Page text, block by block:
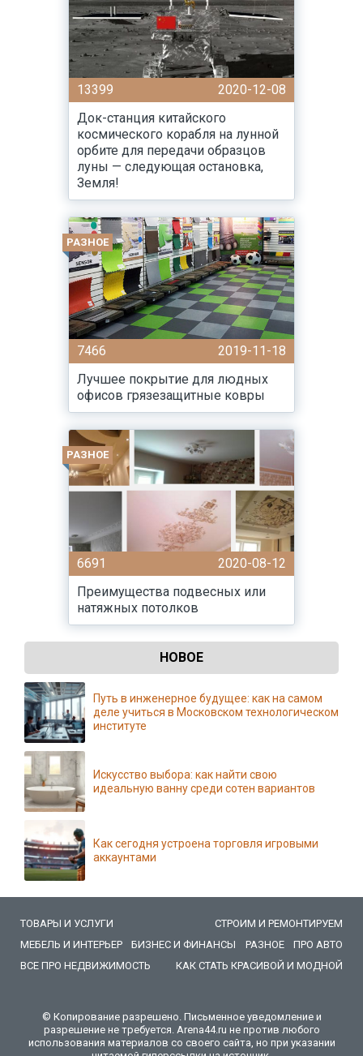
13399
2020-12-08
Док-станция китайского
космического корабля на лунной
орбите для передачи образцов
луны — следующая остановка,
Земля!
РАЗНОЕ
7466
2019-11-18
Лучшее покрытие для людных
офисов грязезащитные ковры
РАЗНОЕ
6691
2020-08-12
Преимущества подвесных или
натяжных потолков
НОВОЕ
Путь в инженерное будущее: как на самом
деле учиться в Московском технологическом
институте
Искусство выбора: как найти свою
идеальную ванну среди сотен вариантов
Как сегодня устроена торговля игровыми
аккаунтами
ТОВАРЫ И УСЛУГИ
СТРОИМ И РЕМОНТИРУЕМ
МЕБЕЛЬ И ИНТЕРЬЕР
БИЗНЕС И ФИНАНСЫ РАЗНОЕ
ПРО АВТО
ВСЕ ПРО НЕДВИЖИМОСТЬ
КАК СТАТЬ КРАСИВОЙ И МОДНОЙ
© Копирование разрешено. Письменное уведомление и
разрешение не требуется. Arena44.ru не против любого
использования материалов со своего сайта, но при указании